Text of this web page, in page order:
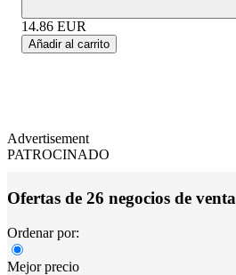
14.86 EUR
Añadir al carrito
Advertisement
PATROCINADO
Ofertas de 26 negocios de venta
Ordenar por:
Mejor precio